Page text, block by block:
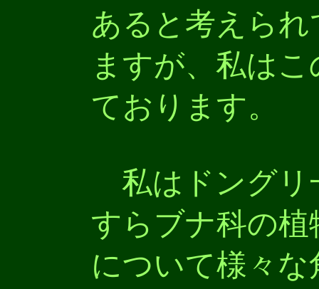
あると考えら
ますが、私は
ております。
私はドングリ
すらブナ科の
について様々